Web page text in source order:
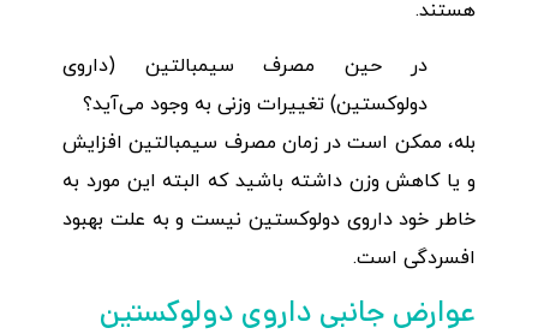
هستند.
در حین مصرف سیمبالتین (داروی
دولوکستین) تغییرات وزنی به وجود می‌آید؟
بله، ممکن است در زمان مصرف سیمبالتین افزایش
و یا کاهش وزن داشته باشید که البته این مورد به
خاطر خود داروی دولوکستین نیست و به علت بهبود
افسردگی است.
عوارض جانبی داروی دولوکستین